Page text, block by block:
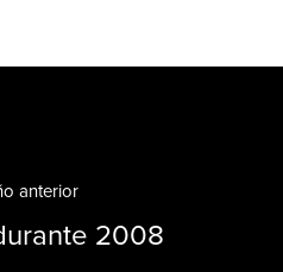
anterior
2008